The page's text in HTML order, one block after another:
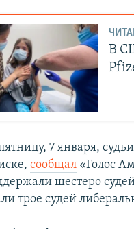
В
7 января,
сообщал «Голос
шестеро
трое судей